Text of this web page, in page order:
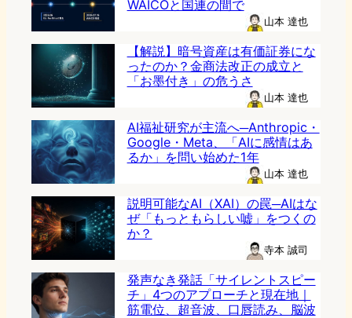
WAICOと国連の間で
山本 達也
【解説】暗号資産は有価証券にな
ったのか？金商法改正の成立と
「お墨付き」の危うさ
山本 達也
AI福祉研究が主流へ─Anthropic・
Google・Meta、「AIに感情はあ
るか」を問い始めた1年
山本 達也
説明可能なAI（XAI）の罠─AIはな
ぜ「もっともらしい嘘」をつくの
か？
寺本 誠司
発声なき発話「サイレントスピー
チ」4つのアプローチと現在地｜
筋電位、超音波、口唇読み、脳波